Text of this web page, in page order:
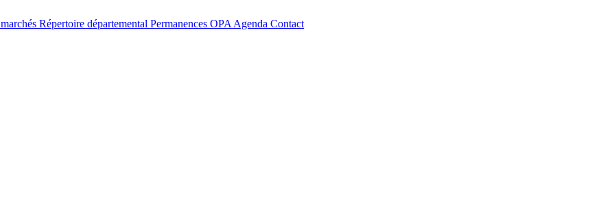
Répertoire départemental Permanences OPA Agenda Contact